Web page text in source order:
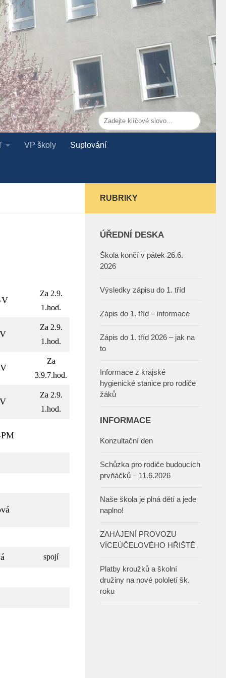
VP školy Suplování
V
Za 2.9.
1.hod.
Za 2.9.
1.hod.
Za
3.9.7.hod.
Za 2.9.
1.hod.
spojí
RUBRIKY
ÚŘEDNÍ DESKA
Škola končí v pátek 26.6.
2026
Výsledky zápisu do 1. tříd
Zápis do 1. tříd – informace
Zápis do 1. tříd 2026 – jak na
to
Informace z krajské
hygienické stanice pro rodiče
žáků
INFORMACE
Konzultační den
Schůzka pro rodiče budoucích
prvňáčků – 11.6.2026
Naše škola je plná dětí a jede
naplno!
ZAHÁJENÍ PROVOZU
VÍCEÚČELOVÉHO HŘIŠTĚ
Platby kroužků a školní
družiny na nové pololetí šk.
roku